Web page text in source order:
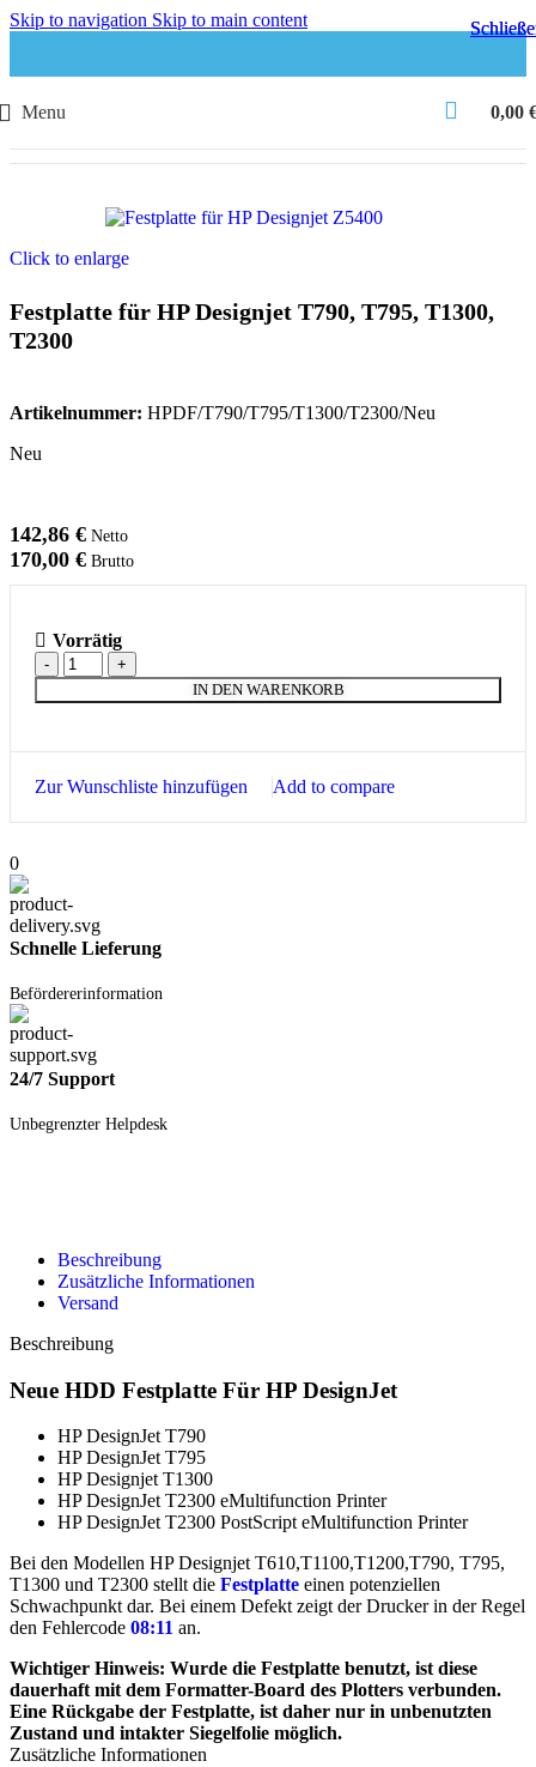
Skip to navigation Skip to main content
Menu 0,00
StartZubehör & Ersatzteile
Click to enlarge
Festplatte für HP Designjet T790, T795, T1300,
T2300
Artikelnummer: HPDF/T790/T795/T1300/T2300/Neu
Neu
142,86 € Netto
170,00 € Brutto
Vorrätig
IN DEN WARENKORB
Zur Wunschliste hinzufügen Add to compare
0
Schnelle Lieferung
Befördererinformation
24/7 Support
Unbegrenzter Helpdesk
Beschreibung
Zusätzliche Informationen
Versand
Beschreibung
Neue HDD Festplatte Für HP DesignJet
HP DesignJet T790
HP DesignJet T795
HP Designjet T1300
HP DesignJet T2300 eMultifunction Printer
HP DesignJet T2300 PostScript eMultifunction Printer
Bei den Modellen HP Designjet T610,T1100,T1200,T790, T795,
T1300 und T2300 stellt die Festplatte einen potenziellen
Schwachpunkt dar. Bei einem Defekt zeigt der Drucker in der Regel
den Fehlercode 08:11 an.
Wichtiger Hinweis: Wurde die Festplatte benutzt, ist diese
dauerhaft mit dem Formatter-Board des Plotters verbunden.
Eine Rückgabe der Festplatte, ist daher nur in unbenutzten
Zustand und intakter Siegelfolie möglich.
Zusätzliche Informationen